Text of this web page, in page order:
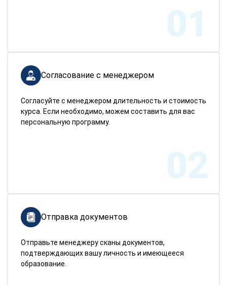
01
Согласование с менеджером
Согласуйте с менеджером длительность и стоимость
курса. Если необходимо, можем составить для вас
персональную программу.
02
Отправка документов
Отправьте менеджеру сканы документов,
подтверждающих вашу личность и имеющееся
образование.